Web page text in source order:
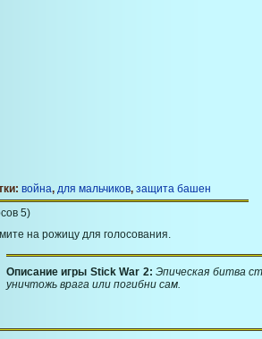
война, для мальчиков, защита башен
5)
на рожицу для голосования.
Описание игры Stick War 2:Эпическая битва
уничтожь врага или погибни сам.